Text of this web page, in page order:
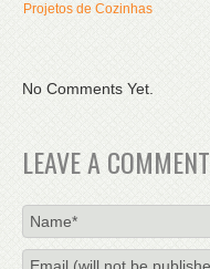
Projetos de Cozinhas
No Comments Yet.
LEAVE A COMMENT